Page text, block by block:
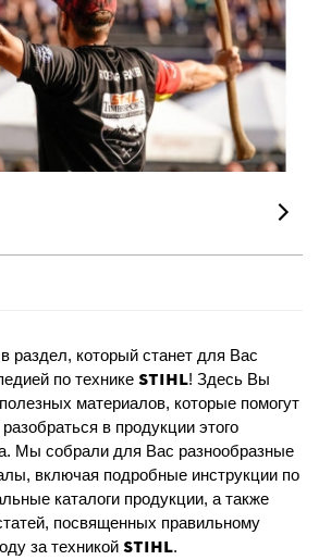
раздел, который станет для Вас
по технике STIHL! Здесь Вы
материалов, которые помогут
в продукции этого
Мы собрали для Вас разнообразные
включая подробные инструкции по
каталоги продукции, а также
посвященных правильному
за техникой STIHL.